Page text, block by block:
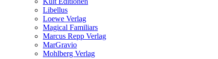
Libellus
Loewe Verlag
Magical Familiars
Marcus Repp Verlag
MarGravio
Mohlberg Verlag